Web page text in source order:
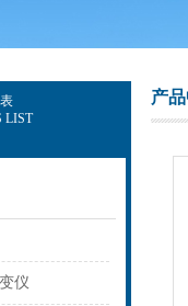
LIST
仪
产